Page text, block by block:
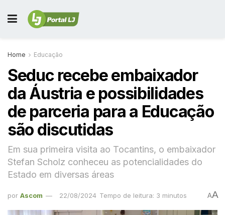
Home Educação
Seduc recebe embaixador
da Áustria e possibilidades
de parceria para a Educação
são discutidas
Em sua primeira visita ao Tocantins, o embaixador
Stefan Scholz conheceu as potencialidades do
Estado em diversas áreas
por Ascom 22/08/2024 Tempo de leitura: 3 minutos AA